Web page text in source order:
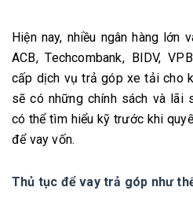
Hiện nay, nhiều ngân hàng lớn
ACB, Techcombank, BIDV,
cấp dịch vụ trả góp xe tải cho
sẽ có những chính sách và lãi
có thể tìm hiểu kỹ trước khi
để vay vốn.
Thủ tục để vay trả góp như